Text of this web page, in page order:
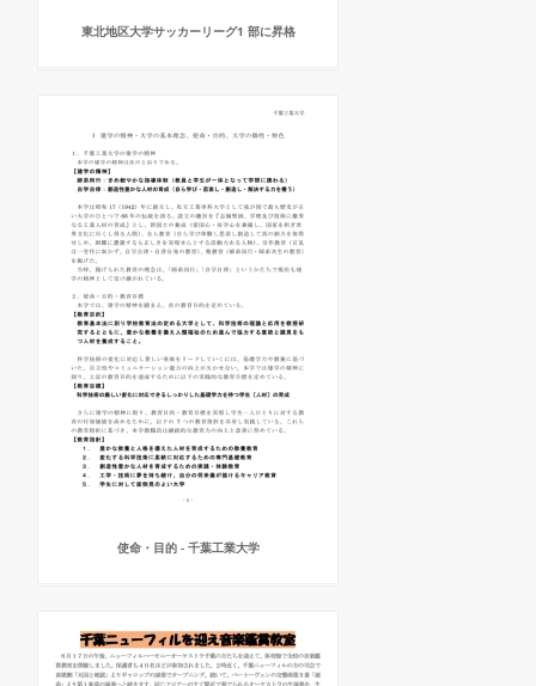
東北地区大学サッカーリーグ1 部に昇格
使命・目的 - 千葉工業大学